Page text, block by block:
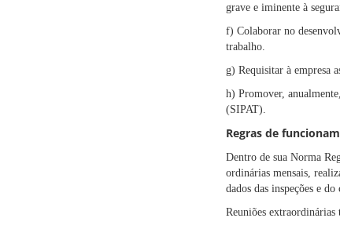
grave e iminente à
f) Colaborar no
trabalho.
g) Requisitar à empresa
h) Promover,
(SIPAT).
Regras de
Dentro de sua Norma
ordinárias mensais,
dados das inspeções e
Reuniões extraordinárias